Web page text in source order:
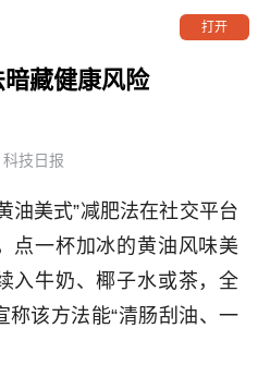
打开
藏健康风险
科技日报
油美式”减肥法在社交平台
点一杯加冰的黄油风味美
入牛奶、椰子水或茶，全
称该方法能“清肠刮油、一